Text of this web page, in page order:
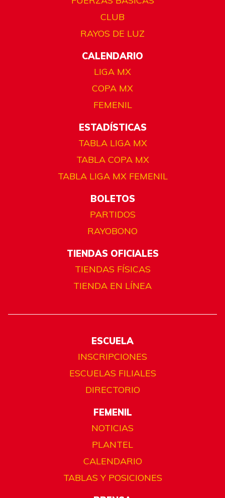
CLUB
RAYOS DE LUZ
CALENDARIO
LIGA MX
COPA MX
FEMENIL
ESTADÍSTICAS
TABLA LIGA MX
TABLA COPA MX
TABLA LIGA MX FEMENIL
BOLETOS
PARTIDOS
RAYOBONO
TIENDAS OFICIALES
TIENDAS FÍSICAS
TIENDA EN LÍNEA
ESCUELA
INSCRIPCIONES
ESCUELAS FILIALES
DIRECTORIO
FEMENIL
NOTICIAS
PLANTEL
CALENDARIO
TABLAS Y POSICIONES